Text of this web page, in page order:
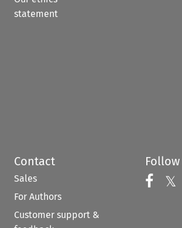
statement
Contact
Sales
For Authors
Customer support &
𝕏